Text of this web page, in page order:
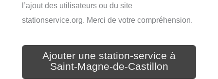
l’ajout des utilisateurs ou du site
stationservice.org. Merci de votre compréhension.
Ajouter une station-service à
Saint-Magne-de-Castillon